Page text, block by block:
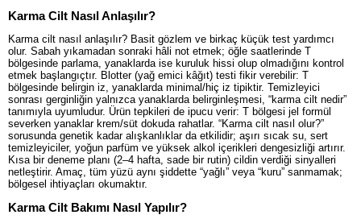
Karma Cilt Nasıl Anlaşılır?
Karma cilt nasıl anlaşılır? Basit gözlem ve birkaç küçük test yardımcı
olur. Sabah yıkamadan sonraki hâli not etmek; öğle saatlerinde T
bölgesinde parlama, yanaklarda ise kuruluk hissi olup olmadığını kontrol
etmek başlangıçtır. Blotter (yağ emici kâğıt) testi fikir verebilir: T
bölgesinde belirgin iz, yanaklarda minimal/hiç iz tipiktir. Temizleyici
sonrası gerginliğin yalnızca yanaklarda belirginleşmesi, “karma cilt nedir”
tanımıyla uyumludur. Ürün tepkileri de ipucu verir: T bölgesi jel formül
severken yanaklar krem/süt dokuda rahatlar. “Karma cilt nasıl olur?”
sorusunda genetik kadar alışkanlıklar da etkilidir; aşırı sıcak su, sert
temizleyiciler, yoğun parfüm ve yüksek alkol içerikleri dengesizliği artırır.
Kısa bir deneme planı (2–4 hafta, sade bir rutin) cildin verdiği sinyalleri
netleştirir. Amaç, tüm yüzü aynı şiddette “yağlı” veya “kuru” sanmamak;
bölgesel ihtiyaçları okumaktır.
Karma Cilt Bakımı Nasıl Yapılır?